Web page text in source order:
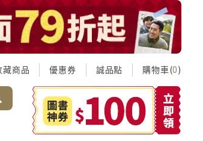
藏商品 優惠券 誠品點 購物車(0)